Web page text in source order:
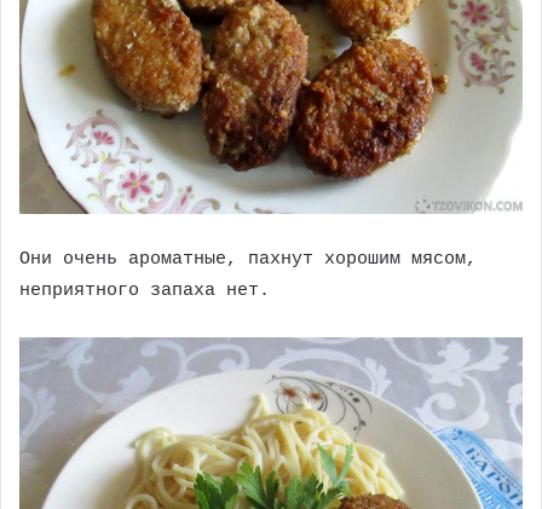
Они очень ароматные, пахнут хорошим мясом,
неприятного запаха нет.